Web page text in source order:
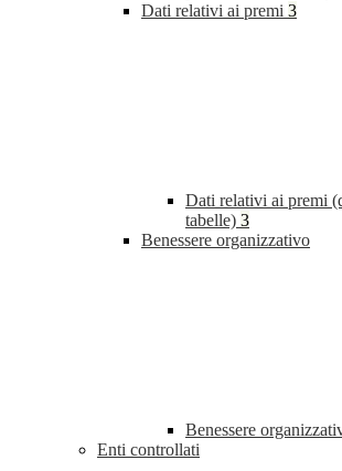
Dati relativi ai premi 3
Dati relativi ai premi
tabelle) 3
Benessere organizzativo
Benessere
Enti controllati